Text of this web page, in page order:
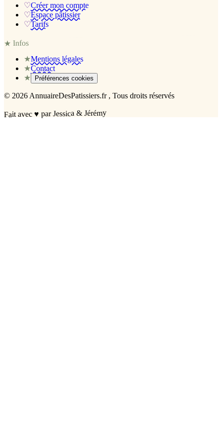
♡Créer mon compte
♡Espace pâtissier
♡Tarifs
★Infos
★Mentions légales
★Contact
★
Préférences cookies
© 2026 AnnuaireDesPatissiers.fr , Tous droits réservés
Fait avec♥ par Jessica & Jérémy